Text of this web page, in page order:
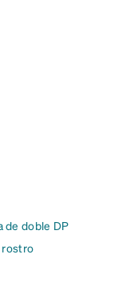
de doble DP
rostro